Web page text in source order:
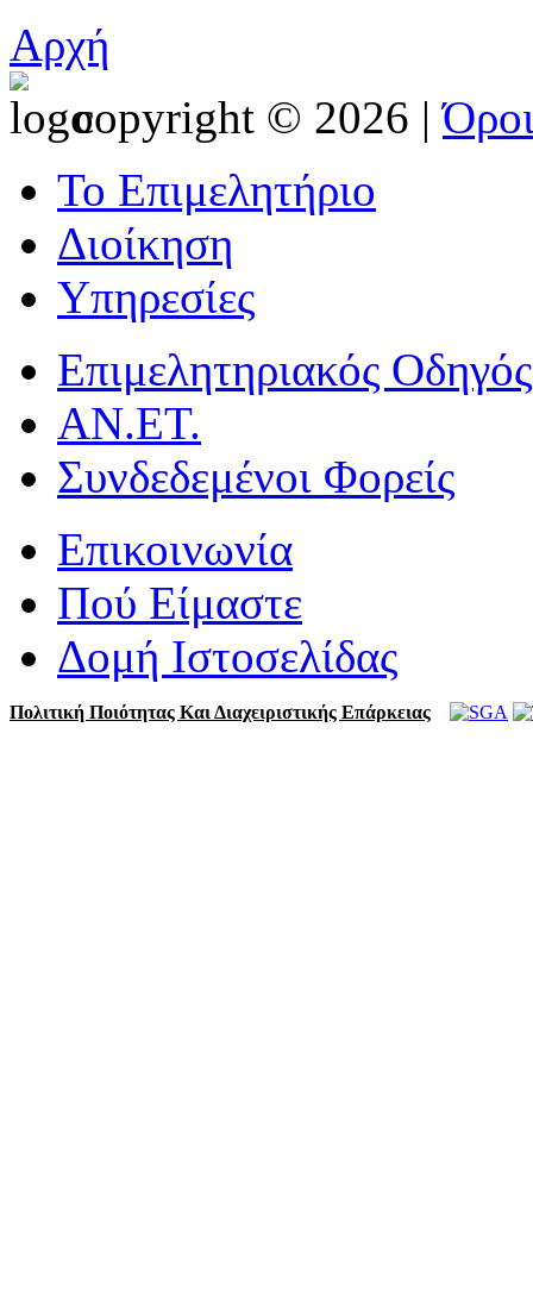
Αρχή
copyright © 2026 |
Το Επιμελητήριο
Διοίκηση
Υπηρεσίες
Επιμελητηριακός Οδηγός
ΑΝ.ΕΤ.
Συνδεδεμένοι Φορείς
Επικοινωνία
Πού Είμαστε
Δομή Ιστοσελίδας
Πολιτική Ποιότητας Και Διαχειριστικής Επάρκειας